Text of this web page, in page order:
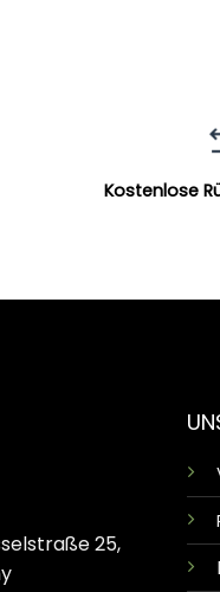
Kostenlose
25,